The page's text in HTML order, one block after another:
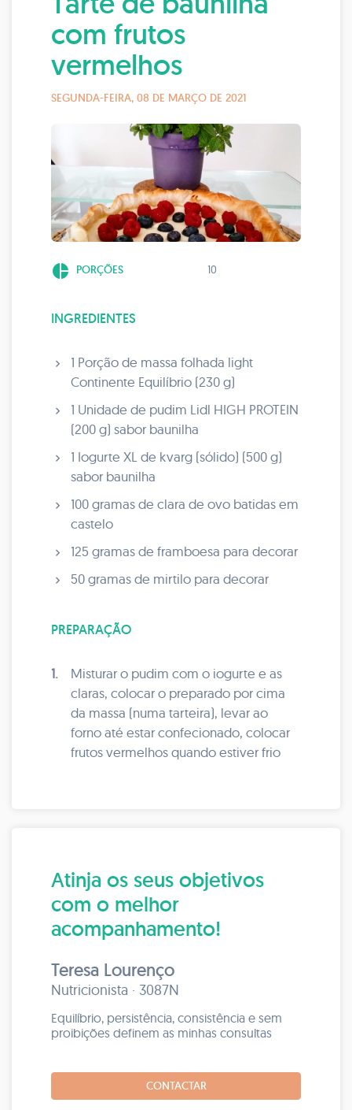
com frutos
vermelhos
SEGUNDA-FEIRA, 08 DE MARÇO DE 2021
pie_chart PORÇÕES 10
INGREDIENTES
1 Porção de massa folhada light
Continente Equilíbrio (230 g)
1 Unidade de pudim Lidl HIGH PROTEIN
(200 g) sabor baunilha
1 Iogurte XL de kvarg (sólido) (500 g)
sabor baunilha
100 gramas de clara de ovo batidas em
castelo
125 gramas de framboesa para decorar
50 gramas de mirtilo para decorar
PREPARAÇÃO
1.
Misturar o pudim com o iogurte e as
claras, colocar o preparado por cima
da massa (numa tarteira), levar ao
forno até estar confecionado, colocar
frutos vermelhos quando estiver frio
Atinja os seus objetivos
com o melhor
acompanhamento!
Teresa Lourenço
Nutricionista · 3087N
Equilíbrio, persistência, consistência e sem
proibições definem as minhas consultas
CONTACTAR